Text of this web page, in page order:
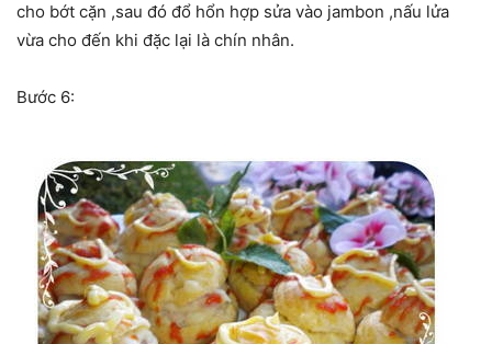
cho bớt cặn ,sau đó đổ hổn hợp sửa vào jambon ,nấu lửa
vừa cho đến khi đặc lại là chín nhân.
Bước 6: